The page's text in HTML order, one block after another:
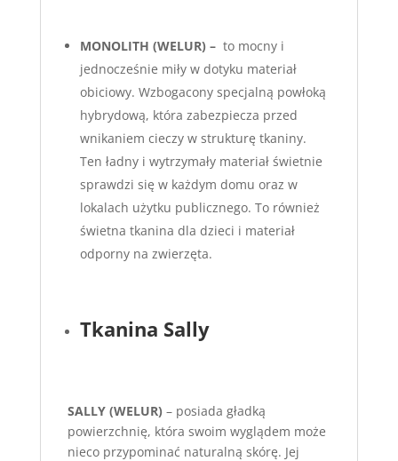
MONOLITH (WELUR) – to mocny i
jednocześnie miły w dotyku materiał
obiciowy. Wzbogacony specjalną powłoką
hybrydową, która zabezpiecza przed
wnikaniem cieczy w strukturę tkaniny.
Ten ładny i wytrzymały materiał świetnie
sprawdzi się w każdym domu oraz w
lokalach użytku publicznego. To również
świetna tkanina dla dzieci i materiał
odporny na zwierzęta.
Tkanina Sally
SALLY (WELUR) – posiada gładką
powierzchnię, która swoim wyglądem może
nieco przypominać naturalną skórę. Jej